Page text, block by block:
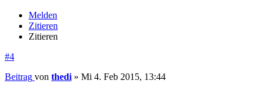
Melden
Zitieren
Zitieren
#4
Beitrag von thedi » Mi 4. Feb 2015, 13:44